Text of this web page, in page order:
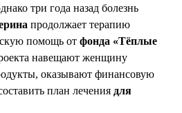
три года назад болезнь
продолжает терапию
помощь от фонда «Тёплые
навещают женщину
оказывают финансовую
план лечения для